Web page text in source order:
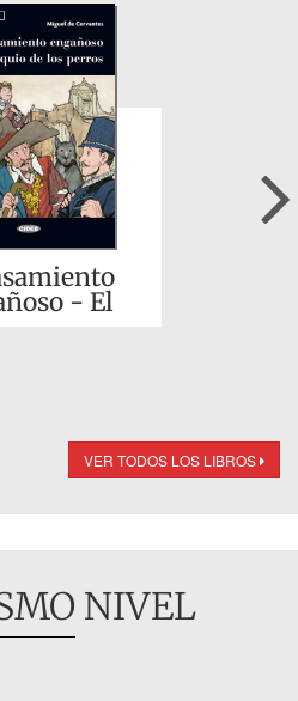
- El
VER TODOS LOS LIBROS
NIVEL